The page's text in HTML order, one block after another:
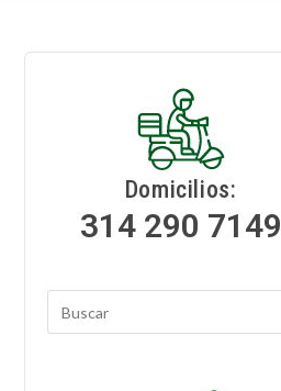
Domicilios:
314 290 7149